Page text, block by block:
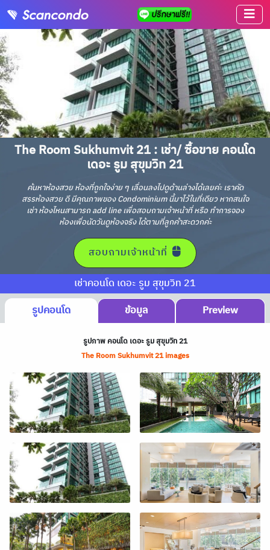
The Room Sukhumvit 21 : เช่า/ ซื้อขาย คอนโด
เดอะ รูม สุขุมวิท 21
ค้นหาห้องสวย ห้องที่ถูกใจง่าย ๆ เลื่อนลงไปดูด้านล่างได้เลยค่ะ เราคัด
สรรห้องสวย ดี มีคุณภาพของ Condominium นี้มาไว้ในที่เดียว หากสนใจ
เช่า ห้องไหนสามารถ add line เพื่อสอบถามเจ้าหน้าที่ หรือ ทำการจอง
ห้องเพื่อนัดวันดูห้องจริง ได้ตามที่ลูกค้าสะดวกค่ะ
สอบถามเจ้าหน้าที่
เช่าคอนโด เดอะ รูม สุขุมวิท 21
รูปคอนโด
ข้อมูล Preview
รูปภาพ คอนโด เดอะ รูม สุขุมวิท 21
The Room Sukhumvit 21 images